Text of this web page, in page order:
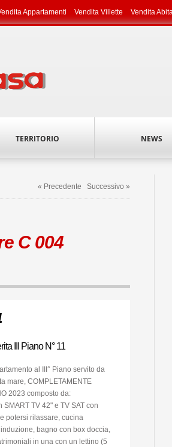
Appartamenti Vendita Villette Vendita
TERRITORIO NEWS
« Precedente Successivo »
C 004
III Piano N° 11
al III° Piano servito da
mare, COMPLETAMENTE
2023 composto da:
TV 42" e TV SAT con
potersi rilassare, cucina
bagno con box doccia,
in una con un lettino (5